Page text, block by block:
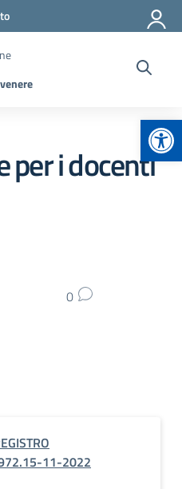
per i docenti
0
11-2022